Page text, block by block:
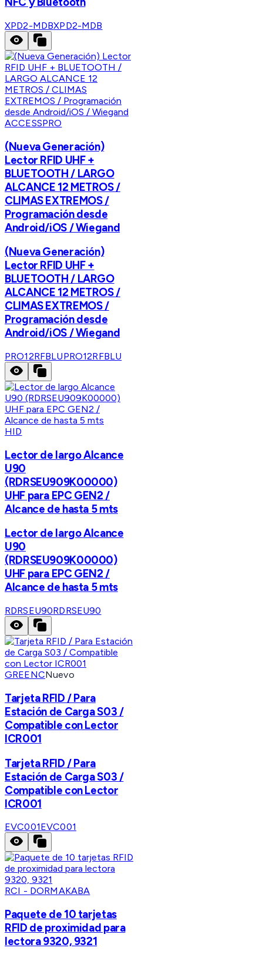
XPD2-MDBXPD2-MDB
ACCESSPRO
(Nueva Generación)
Lector RFID UHF +
BLUETOOTH / LARGO
ALCANCE 12 METROS /
CLIMAS EXTREMOS /
Programación desde
Android/iOS / Wiegand
(Nueva Generación)
Lector RFID UHF +
BLUETOOTH / LARGO
ALCANCE 12 METROS /
CLIMAS EXTREMOS /
Programación desde
Android/iOS / Wiegand
PRO12RFBLUPRO12RFBLU
HID
Lector de largo Alcance
U90
(RDRSEU909K00000)
UHF para EPC GEN2 /
Alcance de hasta 5 mts
Lector de largo Alcance
U90
(RDRSEU909K00000)
UHF para EPC GEN2 /
Alcance de hasta 5 mts
RDRSEU90RDRSEU90
GREENCNuevo
Tarjeta RFID / Para
Estación de Carga S03 /
Compatible con Lector
ICR001
Tarjeta RFID / Para
Estación de Carga S03 /
Compatible con Lector
ICR001
EVC001EVC001
RCI - DORMAKABA
Paquete de 10 tarjetas
RFID de proximidad para
lectora 9320, 9321